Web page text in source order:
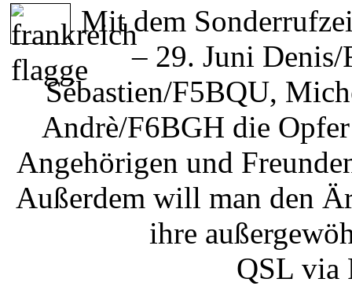
Mit dem
– 29. Juni Denis/
Sébastien/F5BQU,
Andrè/F6BGH die
Angehörigen und
Außerdem will man den
ihre
QSL via